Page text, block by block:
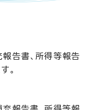
告書、所得等報告
。